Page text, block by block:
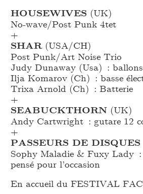
HOUSEWIVES (UK)
No-wave/Post Punk 4tet
+
SHAR(USA/CH)
Post Punk/Art Noise Trio
Judy Dunaway (Usa) :
Ilja Komarov (Ch) : basse
Trixa Arnold (Ch) : Batterie
+
SEABUCKTHORN (UK)
Andy Cartwright : gutare 12
+
PASSEURS DE
Sophy Maladie & Fuxy Lady :
pensé pour l’occasion
En accueil du FESTIVAL